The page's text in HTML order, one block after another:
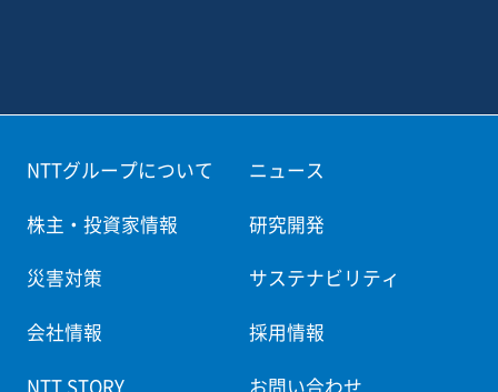
experience will be compared, and it will be possible to
between parties.
NTTグループについて ニュース
株主・投資家情報 研究開発
災害対策 サステナビリティ
会社情報 採用情報
NTT STORY お問い合わせ